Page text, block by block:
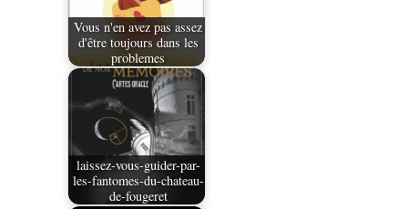
Vous n'en avez pas assez
d'être toujours dans les
problemes
laissez-vous-guider-par-
les-fantomes-du-chateau-
de-fougeret